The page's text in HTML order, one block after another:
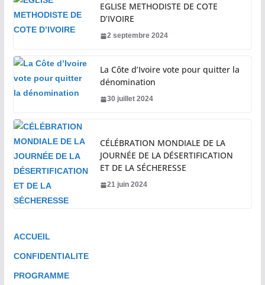
EGLISE METHODISTE DE COTE
D’IVOIRE
2 septembre 2024
La Côte d’Ivoire vote pour quitter la
dénomination
30 juillet 2024
CÉLÉBRATION MONDIALE DE LA
JOURNÉE DE LA DÉSERTIFICATION
ET DE LA SÉCHERESSE
21 juin 2024
ACCUEIL
CONFIDENTIALITE
PROGRAMME